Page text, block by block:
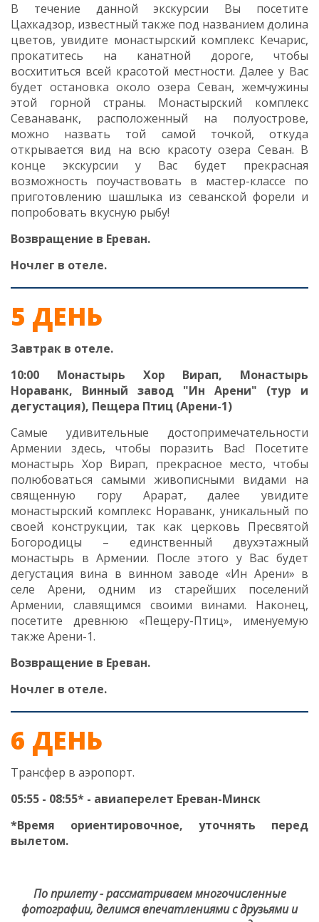
В течение данной экскурсии Вы посетите
Цахкадзор, известный также под названием долина
цветов, увидите монастырский комплекс Кечарис,
прокатитесь на канатной дороге, чтобы
восхититься всей красотой местности. Далее у Вас
будет остановка около озера Севан, жемчужины
этой горной страны. Монастырский комплекс
Севанаванк, расположенный на полуострове,
можно назвать той самой точкой, откуда
открывается вид на всю красоту озера Севан. В
конце экскурсии у Вас будет прекрасная
возможность поучаствовать в мастер-классе по
приготовлению шашлыка из севанской форели и
попробовать вкусную рыбу!
Возвращение в Ереван.
Ночлег в отеле.
5 ДЕНЬ
Завтрак в отеле.
10:00 Монастырь Хор Вирап, Монастырь
Нораванк, Винный завод "Ин Арени" (тур и
дегустация), Пещера Птиц (Арени-1)
Самые удивительные достопримечательности
Армении здесь, чтобы поразить Вас! Посетите
монастырь Хор Вирап, прекрасное место, чтобы
полюбоваться самыми живописными видами на
священную гору Арарат, далее увидите
монастырский комплекс Нораванк, уникальный по
своей конструкции, так как церковь Пресвятой
Богородицы – единственный двухэтажный
монастырь в Армении. После этого у Вас будет
дегустация вина в винном заводе «Ин Арени» в
селе Арени, одним из старейших поселений
Армении, славящимся своими винами. Наконец,
посетите древнюю «Пещеру-Птиц», именуемую
также Арени-1.
Возвращение в Ереван.
Ночлег в отеле.
6 ДЕНЬ
Трансфер в аэропорт.
05:55 - 08:55* - авиаперелет Ереван-Минск
*Время ориентировочное, уточнять перед
вылетом.
По прилету - рассматриваем многочисленные
фотографии, делимся впечатлениями с друзьями и